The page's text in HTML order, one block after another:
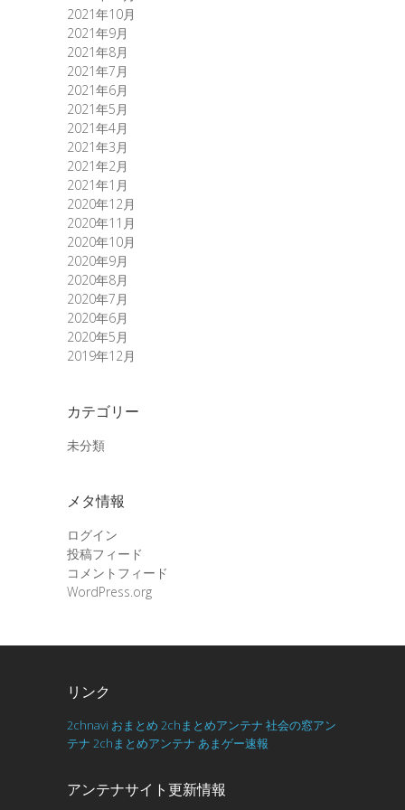
2021年10月
2021年9月
2021年8月
2021年7月
2021年6月
2021年5月
2021年4月
2021年3月
2021年2月
2021年1月
2020年12月
2020年11月
2020年10月
2020年9月
2020年8月
2020年7月
2020年6月
2020年5月
2019年12月
カテゴリー
未分類
メタ情報
ログイン
投稿フィード
コメントフィード
WordPress.org
リンク
2chnavi おまとめ 2chまとめアンテナ 社会の窓アン
テナ 2chまとめアンテナ あまゲー速報
アンテナサイト更新情報